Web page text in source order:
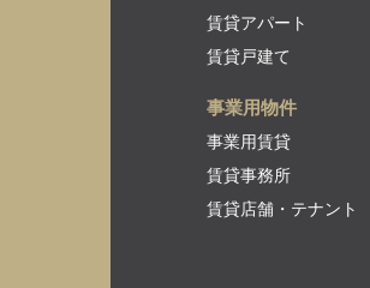
賃貸アパート
賃貸戸建て
事業用物件
事業用賃貸
賃貸事務所
賃貸店舗・テナント